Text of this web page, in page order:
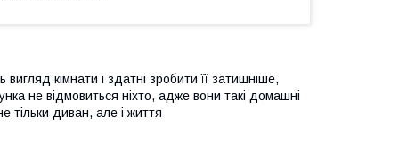
кімнати і здатні зробити її затишніше,
не відмовиться ніхто, адже вони такі домашні
тільки диван, але і життя